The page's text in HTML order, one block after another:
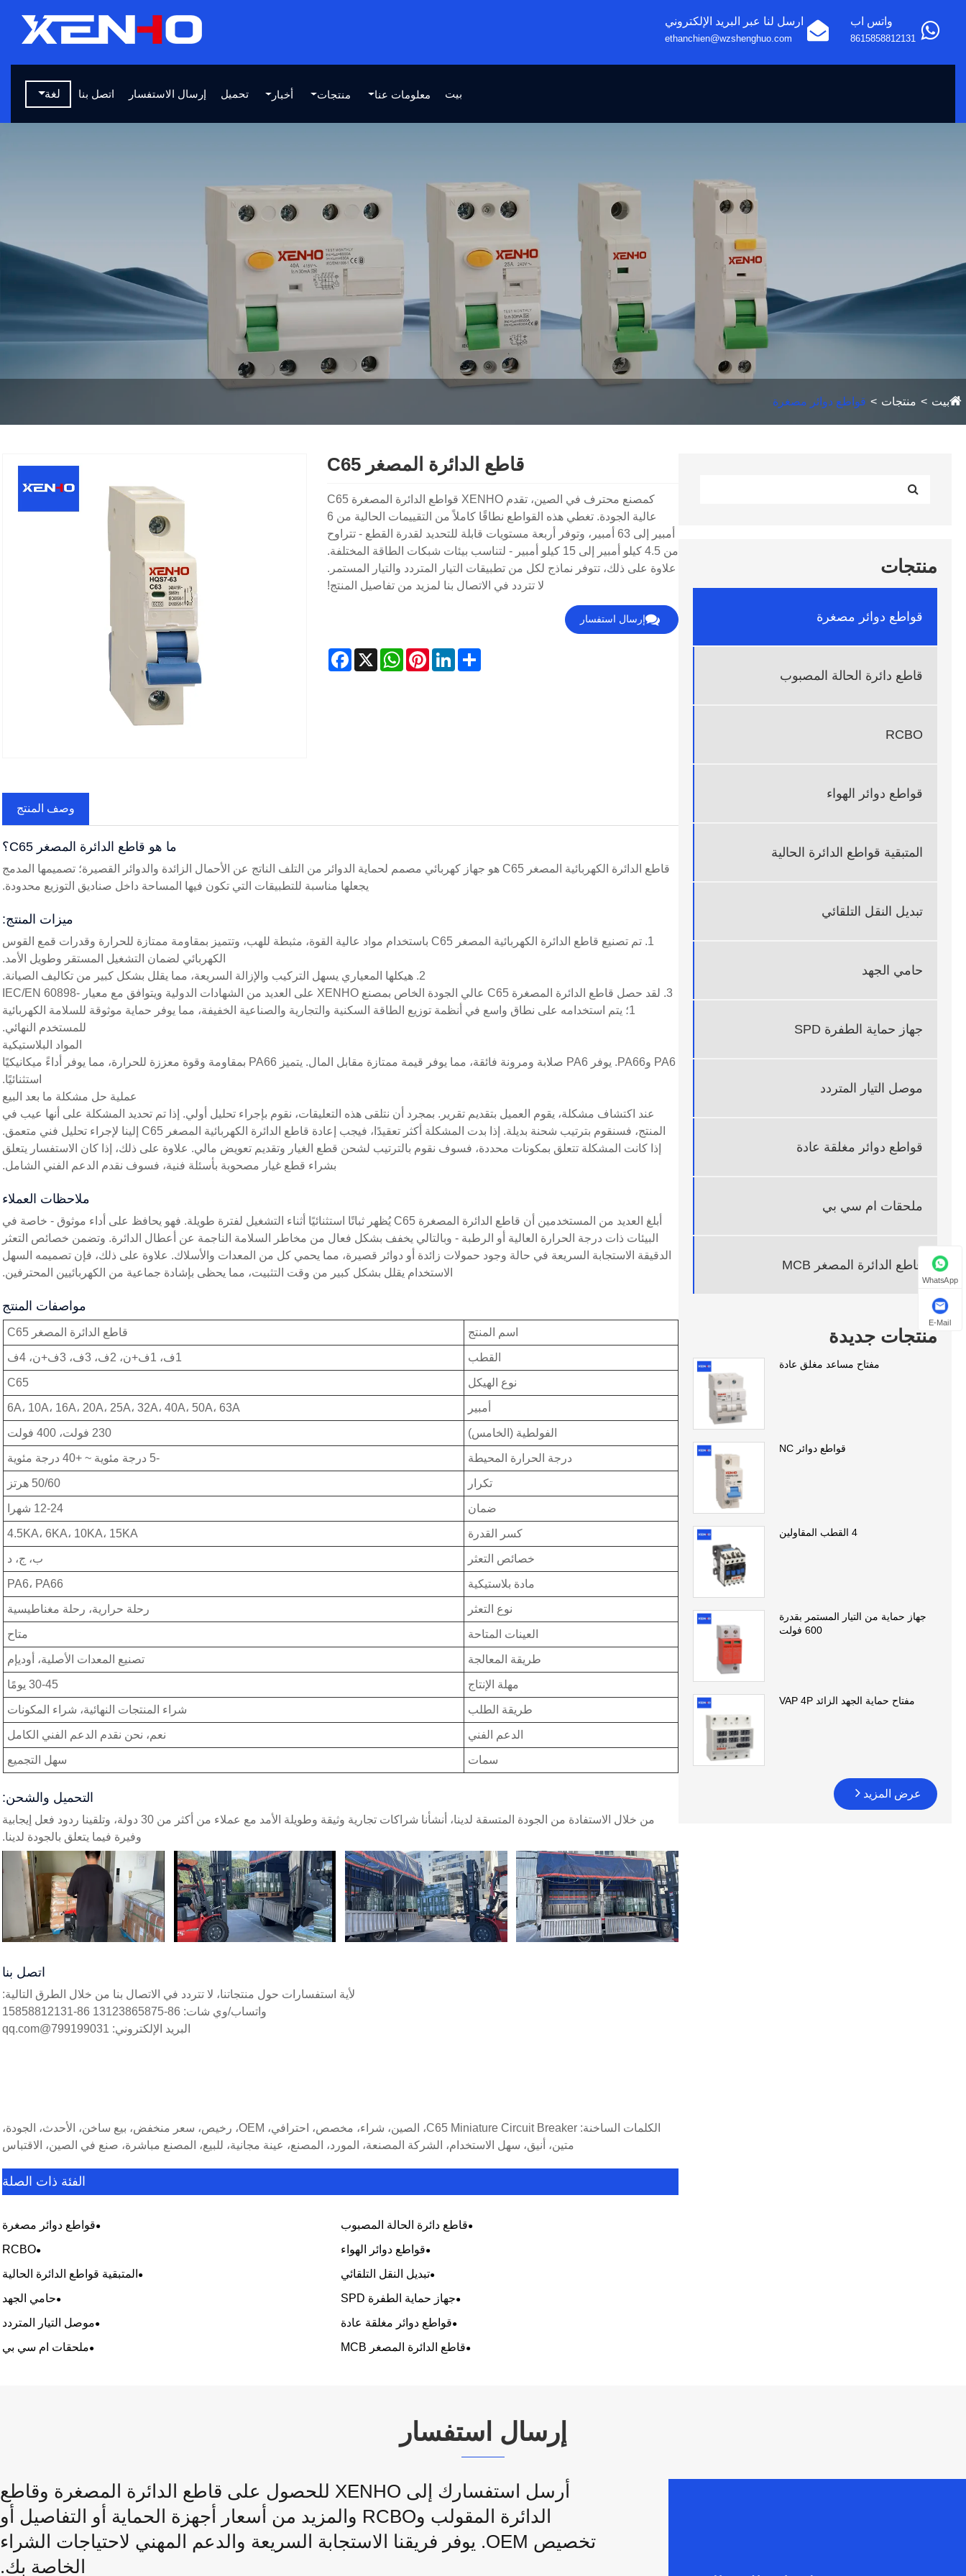
واتس اب
8615858812131
ارسل لنا عبر البريد الإلكتروني
ethanchien@wzshenghuo.com
بيت معلومات عنا منتجات أخبار تحميل إرسال الاستفسار اتصل بنا لغة
بيت منتجات قواطع دوائر مصغرة
منتجات
قواطع دوائر مصغرة
قاطع دائرة الحالة المصبوب
RCBO
قواطع دوائر الهواء
المتبقية قواطع الدائرة الحالية
تبديل النقل التلقائي
حامي الجهد
جهاز حماية الطفرة SPD
موصل التيار المتردد
قواطع دوائر مغلقة عادة
ملحقات ام سي بي
قاطع الدائرة المصغر MCB
منتجات جديدة
مفتاح مساعد مغلق عادة
قواطع دوائر NC
4 القطب المقاولين
جهاز حماية من التيار المستمر بقدرة
600 فولت
مفتاح حماية الجهد الزائد VAP 4P
عرض المزيد
قاطع الدائرة المصغر C65
كمصنع محترف في الصين، تقدم XENHO قواطع الدائرة المصغرة C65
عالية الجودة. تغطي هذه القواطع نطاقًا كاملاً من التقييمات الحالية من 6
أمبير إلى 63 أمبير، وتوفر أربعة مستويات قابلة للتحديد لقدرة القطع - تتراوح
من 4.5 كيلو أمبير إلى 15 كيلو أمبير - لتناسب بيئات شبكات الطاقة المختلفة.
علاوة على ذلك، تتوفر نماذج لكل من تطبيقات التيار المتردد والتيار المستمر.
لا تتردد في الاتصال بنا لمزيد من تفاصيل المنتج!
إرسال استفسار
Facebook X
WhatsAppPinterestLinkedInShare
وصف المنتج
ما هو قاطع الدائرة المصغر C65؟
قاطع الدائرة الكهربائية المصغر C65 هو جهاز كهربائي مصمم لحماية الدوائر من التلف الناتج عن الأحمال الزائدة والدوائر القصيرة؛ تصميمها المدمج
يجعلها مناسبة للتطبيقات التي تكون فيها المساحة داخل صناديق التوزيع محدودة.
ميزات المنتج:
1. تم تصنيع قاطع الدائرة الكهربائية المصغر C65 باستخدام مواد عالية القوة، مثبطة للهب، وتتميز بمقاومة ممتازة للحرارة وقدرات قمع القوس
الكهربائي لضمان التشغيل المستقر وطويل الأمد.
2. هيكلها المعياري يسهل التركيب والإزالة السريعة، مما يقلل بشكل كبير من تكاليف الصيانة.
3. لقد حصل قاطع الدائرة المصغرة C65 عالي الجودة الخاص بمصنع XENHO على العديد من الشهادات الدولية ويتوافق مع معيار IEC/EN 60898-
1؛ يتم استخدامه على نطاق واسع في أنظمة توزيع الطاقة السكنية والتجارية والصناعية الخفيفة، مما يوفر حماية موثوقة للسلامة الكهربائية
للمستخدم النهائي.
المواد البلاستيكية
PA6 وPA66. يوفر PA6 صلابة ومرونة فائقة، مما يوفر قيمة ممتازة مقابل المال. يتميز PA66 بمقاومة وقوة معززة للحرارة، مما يوفر أداءً ميكانيكيًا
استثنائيًا.
عملية حل مشكلة ما بعد البيع
عند اكتشاف مشكلة، يقوم العميل بتقديم تقرير. بمجرد أن نتلقى هذه التعليقات، نقوم بإجراء تحليل أولي. إذا تم تحديد المشكلة على أنها عيب في
المنتج، فسنقوم بترتيب شحنة بديلة. إذا بدت المشكلة أكثر تعقيدًا، فيجب إعادة قاطع الدائرة الكهربائية المصغر C65 إلينا لإجراء تحليل فني متعمق.
إذا كانت المشكلة تتعلق بمكونات محددة، فسوف نقوم بالترتيب لشحن قطع الغيار وتقديم تعويض مالي. علاوة على ذلك، إذا كان الاستفسار يتعلق
بشراء قطع غيار مصحوبة بأسئلة فنية، فسوف نقدم الدعم الفني الشامل.
ملاحظات العملاء
أبلغ العديد من المستخدمين أن قاطع الدائرة المصغرة C65 يُظهر ثباتًا استثنائيًا أثناء التشغيل لفترة طويلة. فهو يحافظ على أداء موثوق - خاصة في
البيئات ذات درجة الحرارة العالية أو الرطبة - وبالتالي يخفف بشكل فعال من مخاطر السلامة الناجمة عن أعطال الدائرة. وتضمن خصائص التعثر
الدقيقة الاستجابة السريعة في حالة وجود حمولات زائدة أو دوائر قصيرة، مما يحمي كل من المعدات والأسلاك. علاوة على ذلك، فإن تصميمه السهل
الاستخدام يقلل بشكل كبير من وقت التثبيت، مما يحظى بإشادة جماعية من الكهربائيين المحترفين.
مواصفات المنتج
اسم المنتج قاطع الدائرة المصغر C65
القطب 1ف، 1ف+ن، 2ف، 3ف، 3ف+ن، 4ف
نوع الهيكل C65
أمبير 6A، 10A، 16A، 20A، 25A، 32A، 40A، 50A، 63A
الفولطية (الخامس) 230 فولت، 400 فولت
درجة الحرارة المحيطة -5 درجة مئوية ~ +40 درجة مئوية
تكرار 50/60 هرتز
ضمان 12-24 شهرا
كسر القدرة 4.5KA، 6KA، 10KA، 15KA
خصائص التعثر ب، ج، د
مادة بلاستيكية PA6، PA66
نوع التعثر رحلة حرارية، رحلة مغناطيسية
العينات المتاحة متاح
طريقة المعالجة تصنيع المعدات الأصلية، أوديإم
مهلة الإنتاج 30-45 يومًا
طريقة الطلب شراء المنتجات النهائية، شراء المكونات
الدعم الفني نعم، نحن نقدم الدعم الفني الكامل
سمات سهل التجميع
التحميل والشحن:
من خلال الاستفادة من الجودة المتسقة لدينا، أنشأنا شراكات تجارية وثيقة وطويلة الأمد مع عملاء من أكثر من 30 دولة، وتلقينا ردود فعل إيجابية
وفيرة فيما يتعلق بالجودة لدينا.
اتصل بنا
لأية استفسارات حول منتجاتنا، لا تتردد في الاتصال بنا من خلال الطرق التالية:
واتساب/وي شات: 86-13123865875 86-15858812131
البريد الإلكتروني: 799199031@qq.com
الكلمات الساخنة: C65 Miniature Circuit Breaker، الصين، شراء، مخصص، احترافي، OEM، رخيص، سعر منخفض، بيع ساخن، الأحدث، الجودة،
متين، أنيق، سهل الاستخدام، الشركة المصنعة، المورد، المصنع، عينة مجانية، للبيع، المصنع مباشرة، صنع في الصين، الاقتباس
الفئة ذات الصلة
قواطع دوائر مصغرة
قاطع دائرة الحالة المصبوب
RCBO
قواطع دوائر الهواء
المتبقية قواطع الدائرة الحالية
تبديل النقل التلقائي
حامي الجهد
جهاز حماية الطفرة SPD
موصل التيار المتردد
قواطع دوائر مغلقة عادة
ملحقات ام سي بي
قاطع الدائرة المصغر MCB
إرسال استفسار
أرسل استفسارك إلى XENHO للحصول على قاطع الدائرة المصغرة وقاطع
الدائرة المقولب وRCBO والمزيد من أسعار أجهزة الحماية أو التفاصيل أو
تخصيص OEM. يوفر فريقنا الاستجابة السريعة والدعم المهني لاحتياجات الشراء
الخاصة بك.
WhatsApp
E-Mail